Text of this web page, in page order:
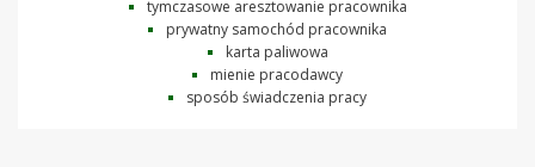
tymczasowe aresztowanie pracownika
prywatny samochód pracownika
karta paliwowa
mienie pracodawcy
sposób świadczenia pracy